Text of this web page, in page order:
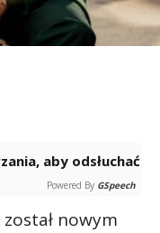
Powered By GSpeech
nowym